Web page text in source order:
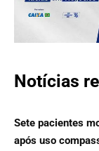
Notícias
Sete pacientes
após uso